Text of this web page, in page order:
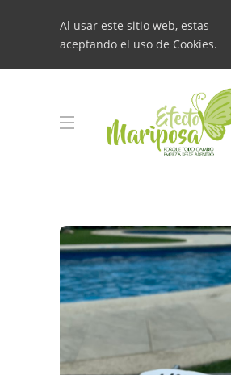
Al usar este sitio web, estas
aceptando el uso de Cookies.